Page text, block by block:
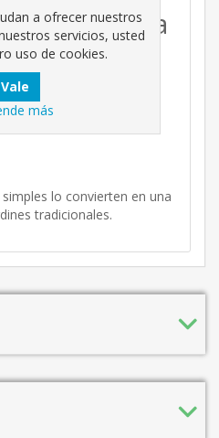
redonda
cm).
protegido contra
lo convierten en una
tradicionales.
a ofrecer nuestros
servicios, usted
uso de cookies.
más